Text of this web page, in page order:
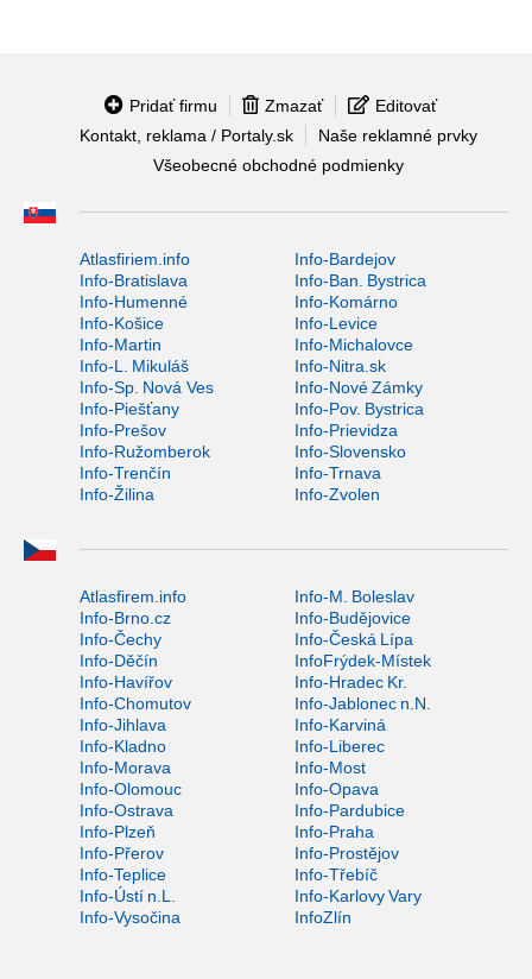
Pridať firmu Zmazať
Editovať
Kontakt, reklama / Portaly.sk
Naše reklamné prvky
Všeobecné obchodné podmienky
Atlasfiriem.info
Info-Bardejov
Info-Bratislava
Info-Ban. Bystrica
Info-Humenné
Info-Komárno
Info-Košice
Info-Levice
Info-Martin
Info-Michalovce
Info-L. Mikuláš
Info-Nitra.sk
Info-Sp. Nová Ves
Info-Nové Zámky
Info-Piešťany
Info-Pov. Bystrica
Info-Prešov
Info-Prievidza
Info-Ružomberok
Info-Slovensko
Info-Trenčín
Info-Trnava
Info-Žilina
Info-Zvolen
Atlasfirem.info
Info-M. Boleslav
Info-Brno.cz
Info-Budějovice
Info-Čechy
Info-Česká Lípa
Info-Děčín
InfoFrýdek-Místek
Info-Havířov
Info-Hradec Kr.
Info-Chomutov
Info-Jablonec n.N.
Info-Jihlava
Info-Karviná
Info-Kladno
Info-Liberec
Info-Morava
Info-Most
Info-Olomouc
Info-Opava
Info-Ostrava
Info-Pardubice
Info-Plzeň
Info-Praha
Info-Přerov
Info-Prostějov
Info-Teplice
Info-Třebíč
Info-Ústí n.L.
Info-Karlovy Vary
Info-Vysočina
InfoZlín